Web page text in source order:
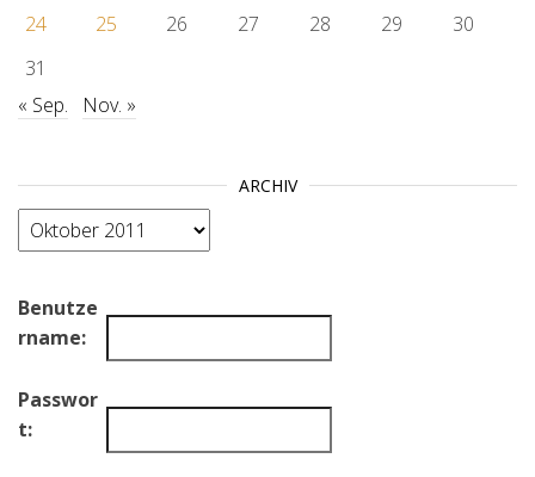
24
25 26 27 28 29
30
31
« Sep.
Nov. »
ARCHIV
Archiv
Benutze
rname:
Passwor
t: